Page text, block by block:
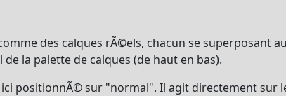
des calques rÃ©els, chacun se superposant
la palette de calques (de haut en bas).
ici positionnÃ© sur "normal". Il agit directement sur